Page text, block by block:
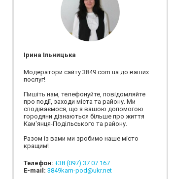
Ірина Ільницька
Модератори сайту 3849.com.ua до ваших
послуг!
Пишіть нам, телефонуйте, повідомляйте
про події, заходи міста та району. Ми
сподіваємося, що з вашою допомогою
городяни дізнаються більше про життя
Кам'янця-Подільського та району.
Разом із вами ми зробимо наше місто
кращим!
Телефон: +38 (097) 37 07 167
E-mail: 3849kam-pod@ukr.net